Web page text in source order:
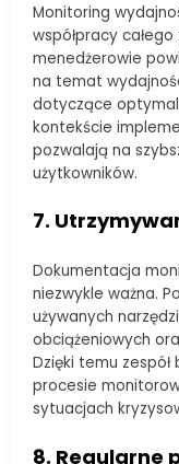
Monitoring
współpracy
menedżerowie
na temat
dotyczące
kontekście
pozwalają na
użytkowników.
7.
Dokumentacja
niezwykle ważna.
używanych
obciążeniowych
Dzięki temu zespół
procesie
sytuacjach
8. Regularne